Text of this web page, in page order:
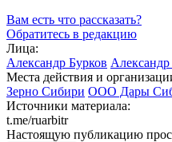
Вам есть что рассказать?
Обратитесь в редакцию
Лица:
Александр Бурков Александр
Места действия и
Зерно Сибири ООО Дары
Источники материала:
t.me/ruarbitr
Настоящую публикацию